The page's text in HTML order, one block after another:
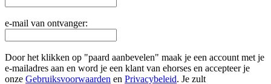
e-mail van ontvanger:
Door het klikken op "paard aanbevelen" maak je een account met je
e-mailadres aan en word je een klant van ehorses en accepteer je
onze Gebruiksvoorwaarden en Privacybeleid. Je zult